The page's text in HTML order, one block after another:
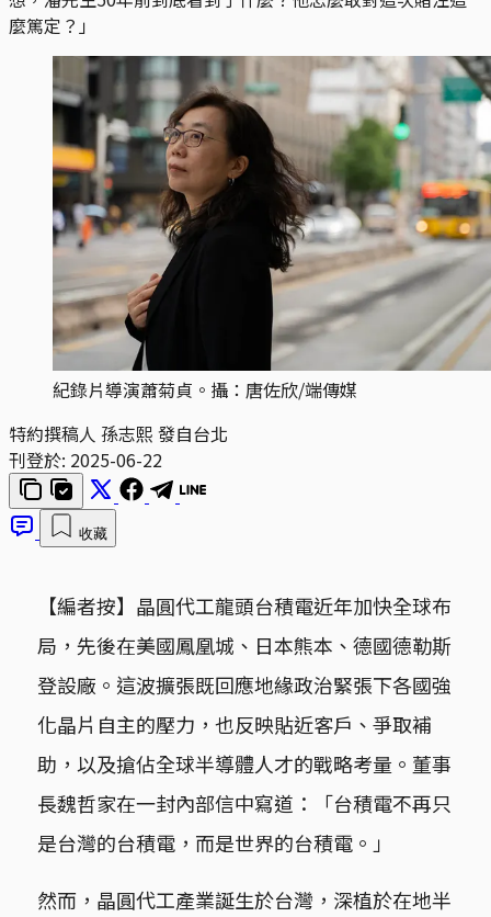
麼篤定？」
紀錄片導演蕭菊貞。攝：唐佐欣/端傳媒
特約撰稿人 孫志熙 發自台北
刊登於: 2025-06-22
收藏
【編者按】晶圓代工龍頭台積電近年加快全球布
局，先後在美國鳳凰城、日本熊本、德國德勒斯
登設廠。這波擴張既回應地緣政治緊張下各國強
化晶片自主的壓力，也反映貼近客戶、爭取補
助，以及搶佔全球半導體人才的戰略考量。董事
長魏哲家在一封內部信中寫道：「台積電不再只
是台灣的台積電，而是世界的台積電。」
然而，晶圓代工產業誕生於台灣，深植於在地半